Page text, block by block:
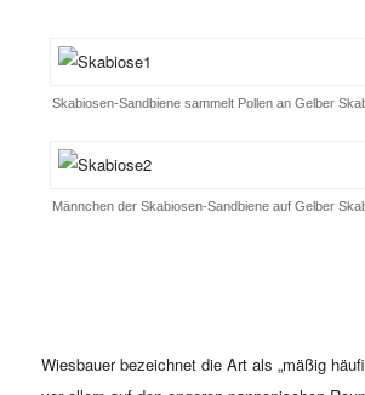
Skabiosen-Sandbiene sammelt Pollen an Gelber
Männchen der Skabiosen-Sandbiene auf Gelber
Wiesbauer bezeichnet die Art als „mäßig